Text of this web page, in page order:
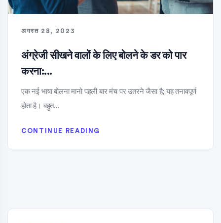
अगस्त 28, 2023
अंग्रेजी सीखने वालों के लिए बोलने के डर को पार
करना:...
एक नई भाषा बोलना मानो पहली बार मंच पर उतरने जैसा है; यह तनावपूर्ण
होता है। बहुत...
CONTINUE READING